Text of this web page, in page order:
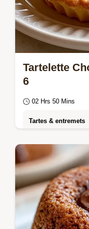
Tartelette
6
02 Hrs 50 Mins
Tartes & entremets
Savourez
chocolat
chocolat
de…